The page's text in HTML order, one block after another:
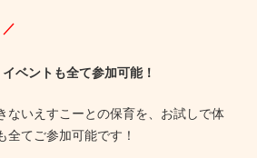
ベントも全て参加可能！
ないえすこーとの保育を、お試しで体
全てご参加可能です！